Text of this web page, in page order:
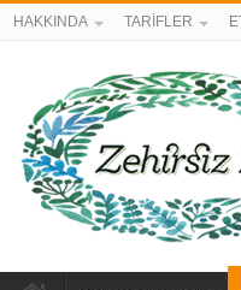
HAKKINDA TARİFLER